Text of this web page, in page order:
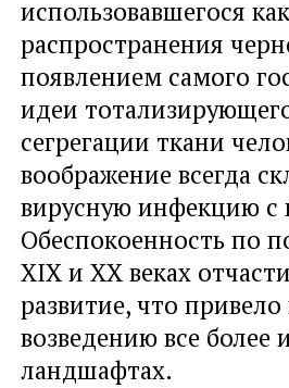
использовавшегося
распространения
появлением самого
идеи
сегрегации ткани
воображение всегда
вирусную инфекцию
Обеспокоенность по
XIX и XX веках
развитие, что
возведению все
ландшафтах.